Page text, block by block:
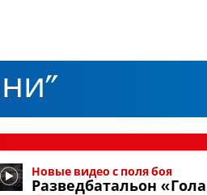
Новые видео с поля боя
Разведбатальон